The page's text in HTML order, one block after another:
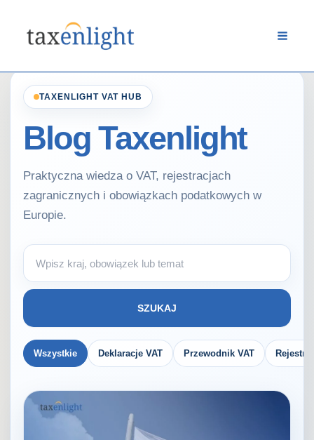
TAXENLIGHT VAT HUB
Blog Taxenlight
Praktyczna wiedza o VAT, rejestracjach
zagranicznych i obowiązkach podatkowych w
Europie.
Wyszukaj
artykuł
SZUKAJ
Wszystkie Deklaracje VAT Przewodnik VAT